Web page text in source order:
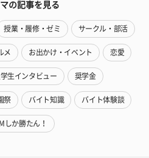
の記事を見る
授業・履修・ゼミ サークル・部活
メ お出かけ・イベント 恋愛
生インタビュー 奨学金
祭 バイト知識 バイト体験談
しか勝たん！